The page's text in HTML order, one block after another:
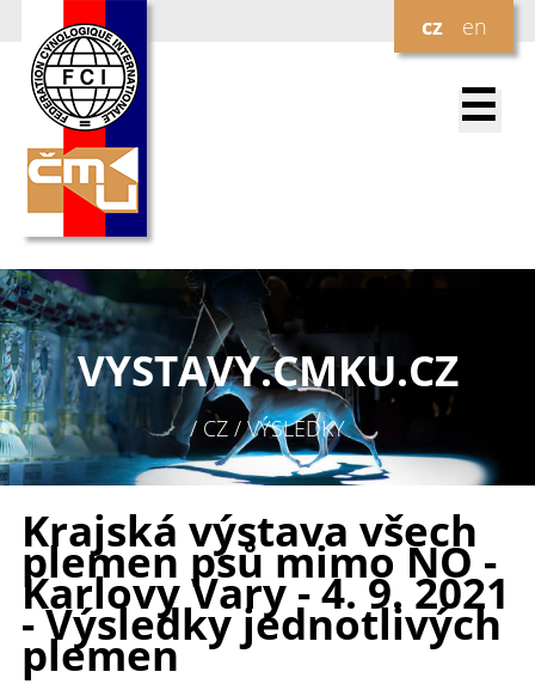
cz en
☰
VYSTAVY.CMKU.CZ
/ CZ / VÝSLEDKY
Krajská výstava všech
plemen psů mimo NO -
Karlovy Vary - 4. 9. 2021
- Výsledky jednotlivých
plemen